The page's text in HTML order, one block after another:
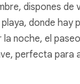
dispones de
donde hay
noche, el
perfecta para